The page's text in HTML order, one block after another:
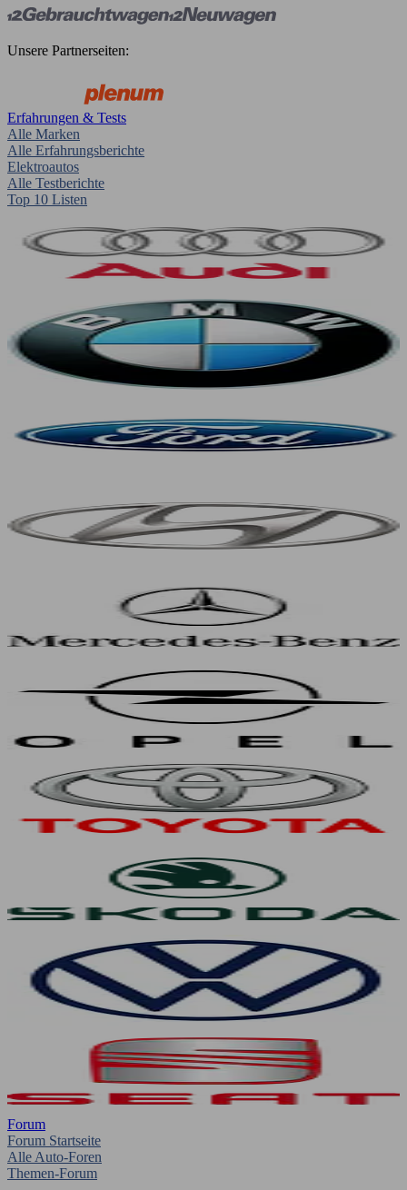
Unsere Partnerseiten:
Erfahrungen & Tests
Alle Marken
Alle Erfahrungsberichte
Elektroautos
Alle Testberichte
Top 10 Listen
Forum
Forum Startseite
Alle Auto-Foren
Themen-Forum